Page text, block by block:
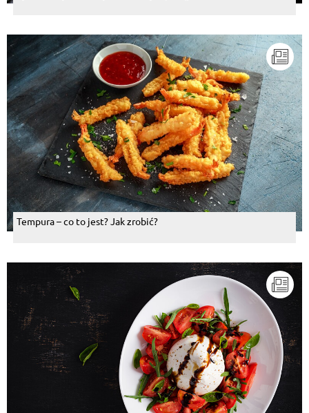
Tempura – co to jest? Jak zrobić?